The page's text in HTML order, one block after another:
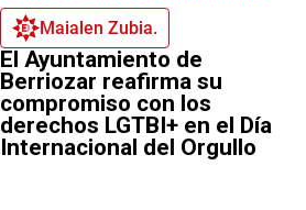
Maialen Zubia.
El Ayuntamiento de
Berriozar reafirma su
compromiso con los
derechos LGTBI+ en el Día
Internacional del Orgullo